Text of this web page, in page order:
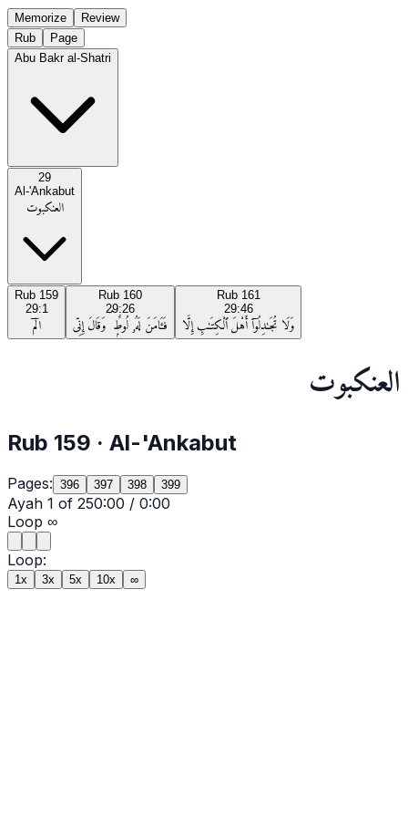
Memorize
Review
Rub
Page
Abu Bakr al-Shatri
29
Al-'Ankabut
العنكبوت
Rub 159
29:1
الٓمٓ
Rub 160
29:26
فَـَٔامَنَ لَهُۥ لُوطٌۭ ۘ وَقَالَ إِنِّى
Rub 161
29:46
وَلَا تُجَـٰدِلُوٓا۟ أَهْلَ ٱلْكِتَـٰبِ إِلَّا
العنكبوت
Rub 159 · Al-'Ankabut
Pages: 396 397 398 399
Ayah 1 of 250:00 / 0:00
Loop ∞
Loop:
1x 3x 5x 10x ∞